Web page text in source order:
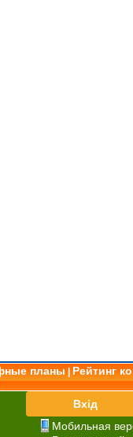
планы
Рейтинг
Вхід
Мобильная